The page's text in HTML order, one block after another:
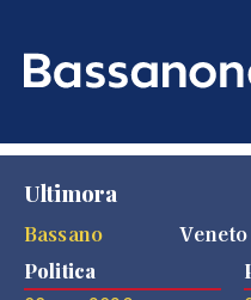
Ultimora
Bassano
Veneto
Politica